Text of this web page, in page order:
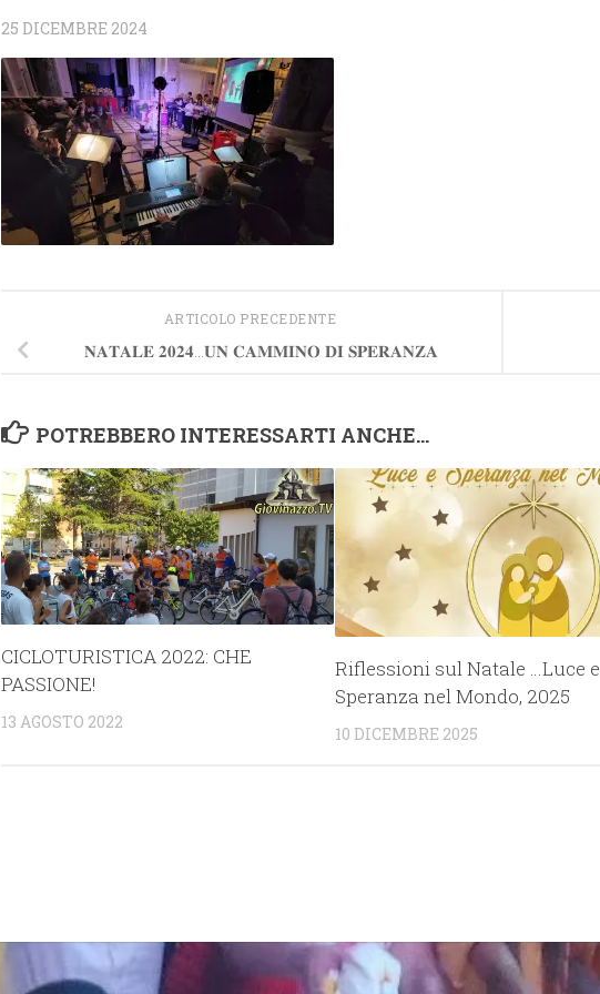
25 DICEMBRE 2024
ARTICOLO PRECEDENTE
𝐍𝐀𝐓𝐀𝐋𝐄 𝟐𝟎𝟐𝟒…𝐔𝐍 𝐂𝐀𝐌𝐌𝐈𝐍𝐎 𝐃𝐈 𝐒𝐏𝐄𝐑𝐀𝐍𝐙𝐀
POTREBBERO INTERESSARTI ANCHE...
CICLOTURISTICA 2022: CHE
PASSIONE!
13 AGOSTO 2022
Riflessioni sul Natale …Luce e
Speranza nel Mondo, 2025
10 DICEMBRE 2025